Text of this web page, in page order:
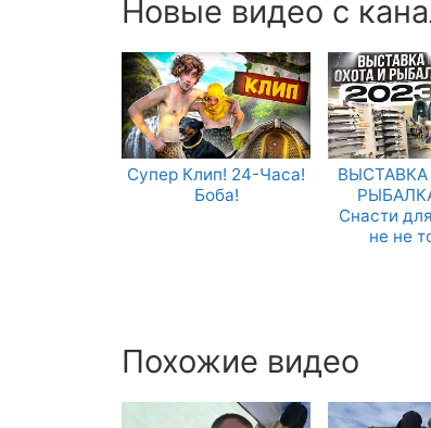
Новые видео с
Супер Клип! 24-Часа!
Боба!
Снасти
не не
Похожие видео